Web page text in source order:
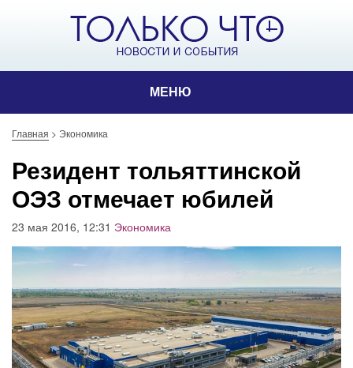
МЕНЮ
Главная > Экономика
Резидент тольяттинской
ОЭЗ отмечает юбилей
23 мая 2016, 12:31 Экономика